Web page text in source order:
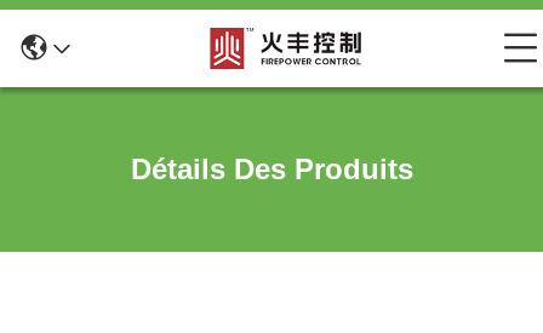
Détails Des Produits